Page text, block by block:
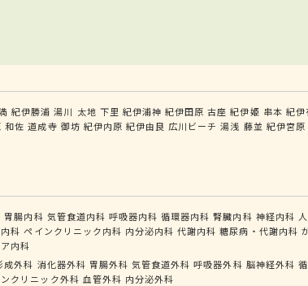
紀伊勝浦 湯川 太地 下里 紀伊浦神 紀伊田原 古座 紀伊姫 串本 紀伊
和佐 道成寺 御坊 紀伊内原 紀伊由良 広川ビーチ 湯浅 藤並 紀伊宮原
胃腸内科 気管食道内科 呼吸器内科 循環器内科 腎臓内科 神経内科
科 ペインクリニック内科 内分泌内科 代謝内科 糖尿病・代謝内科
内科
成外科 消化器外科 胃腸外科 気管食道外科 呼吸器外科 脳神経外科
クリニック外科 血管外科 内分泌外科